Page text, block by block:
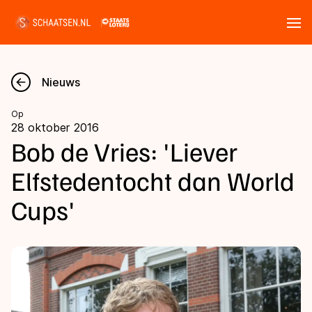
Nieuws
Kalender
Disciplines
Marathon
Shorttrack
Inlineskaten
Uitslagen
Langebaan
Shorttrack
Marathon
Tijden & historie
Ranglijsten Langebaan
Nieuws
Op
28 oktober 2016
Bob de Vries: 'Liever
Elfstedentocht dan World
Cups'